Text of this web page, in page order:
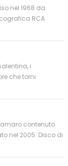
nel 1968 da
RCA
i
che torni
contenuto
nel 2005. Disco di